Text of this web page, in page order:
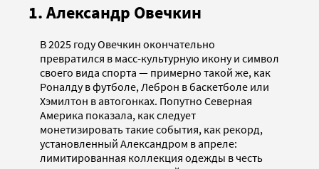
1. Александр Овечкин
В 2025 году Овечкин окончательно
превратился в масс-культурную икону и символ
своего вида спорта — примерно такой же, как
Роналду в футболе, Леброн в баскетболе или
Хэмилтон в автогонках. Попутно Северная
Америка показала, как следует
монетизировать такие события, как рекорд,
установленный Александром в апреле:
лимитированная коллекция одежды в честь